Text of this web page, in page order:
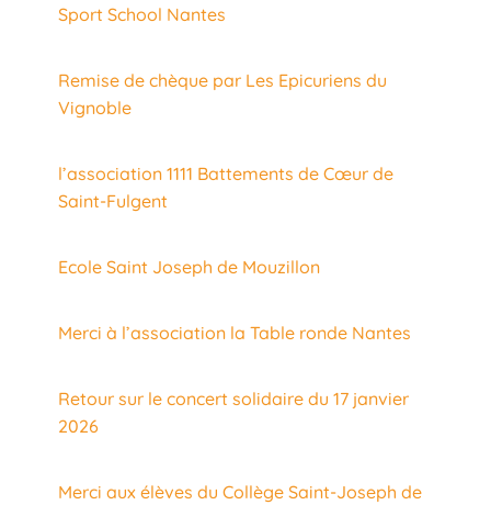
Sport School Nantes
Remise de chèque par Les Epicuriens du
Vignoble
l’association 1111 Battements de Cœur de
Saint-Fulgent
Ecole Saint Joseph de Mouzillon
Merci à l’association la Table ronde Nantes
Retour sur le concert solidaire du 17 janvier
2026
Merci aux élèves du Collège Saint-Joseph de